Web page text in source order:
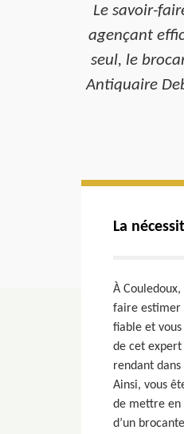
Le savoir-
agençant
seul, le
Antiquaire
La
À
faire estimer
fiable et
de cet
rendant
Ainsi, vous
de mettre en
d’un